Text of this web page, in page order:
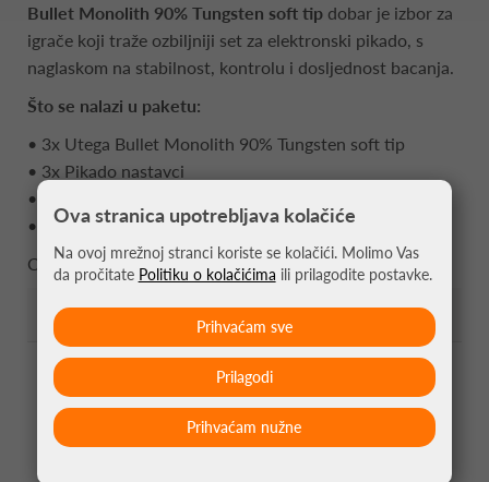
Bullet Monolith 90% Tungsten soft tip dobar je izbor za
igrače koji traže ozbiljniji set za elektronski pikado, s
naglaskom na stabilnost, kontrolu i dosljednost bacanja.
Što se nalazi u paketu:
• 3x Utega Bullet Monolith 90% Tungsten soft tip
• 3x Pikado nastavci
• 3x Pikado pera
• 3x Špice soft tip
Cijena je izražena za pakiranje od 3 strelice.
Težina Dužina Širina Materijal
7.10
mm
Tungsten
Ova stranica upotrebljava kolačiće
Na ovoj mrežnoj stranci koriste se kolačići. Molimo Vas
da pročitate Politiku o kolačićima ili prilagodite postavke.
Prihvaćam nužne
Prilagodi
Prihvaćam sve